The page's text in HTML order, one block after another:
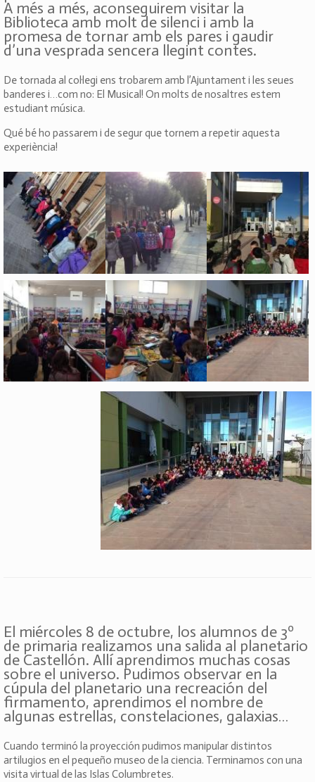
A més a més, aconseguirem visitar la
Biblioteca amb molt de silenci i amb la
promesa de tornar amb els pares i gaudir
d’una vesprada sencera llegint contes.
De tornada al col·legi ens trobarem amb l’Ajuntament i les seues
banderes i…com no: El Musical! On molts de nosaltres estem
estudiant música.
Qué bé ho passarem i de segur que tornem a repetir aquesta
experiència!
El miércoles 8 de octubre, los alumnos de 3º
de primaria realizamos una salida al planetario
de Castellón. Allí aprendimos muchas cosas
sobre el universo. Pudimos observar en la
cúpula del planetario una recreación del
firmamento, aprendimos el nombre de
algunas estrellas, constelaciones, galaxias…
Cuando terminó la proyección pudimos manipular distintos
artilugios en el pequeño museo de la ciencia. Terminamos con una
visita virtual de las Islas Columbretes.